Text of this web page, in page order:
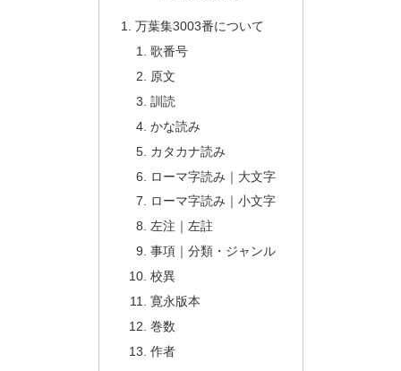
万葉集3003番について
歌番号
原文
訓読
かな読み
カタカナ読み
ローマ字読み｜大文字
ローマ字読み｜小文字
左注｜左註
事項｜分類・ジャンル
校異
寛永版本
巻数
作者